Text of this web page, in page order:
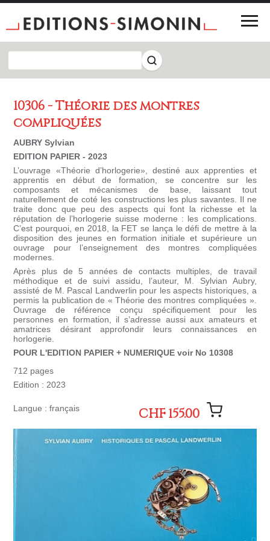
10306 - Théorie des montres
compliquées
AUBRY Sylvian
EDITION PAPIER - 2023
L’ouvrage «Théorie d’horlogerie», destiné aux apprenties et
apprentis en début de formation, se concentre sur les
composants et mécanismes de base, laissant tout
naturellement de coté les constructions les plus savantes. Il ne
traite donc que peu des aspects qui font la richesse et la
réputation de l’horlogerie suisse moderne : les complications.
C’est pourquoi, en 2018, la FET se lança le défi de mettre à la
disposition des jeunes en formation initiale et supérieure un
ouvrage pour l’enseignement des montres compliquées
modernes.
Après plus de 5 années de contacts multiples, de travail
méthodique et de suivi assidu, l’auteur, M. Sylvian Aubry,
assisté de M. Pascal Landwerlin pour les aspects historiques, a
permis la publication de « Théorie des montres compliquées ».
Ouvrage de référence conçu spécifiquement pour les
personnes en formation, il s’adresse aussi aux amateurs et
amatrices désirant approfondir leurs connaissances en
horlogerie.
POUR L'EDITION PAPIER + NUMERIQUE voir No 10308
712 pages
Edition : 2023
Langue : français CHF 155.00